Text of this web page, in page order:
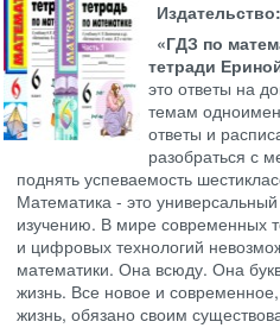
Издательство:
«ГДЗ по
тетради
это ответы на
темам
ответы и
разобраться с
поднять успеваемость
Математика - это
изучению. В мире современных
и цифровых технологий
математики. Она всюду. Она
жизнь. Все новое и
жизнь, обязано своим